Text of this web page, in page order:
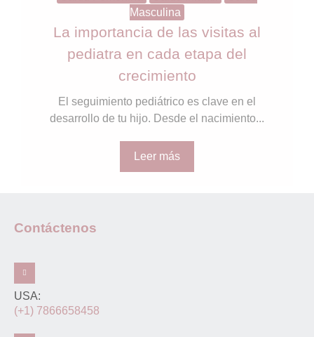
Masculina
La importancia de las visitas al
pediatra en cada etapa del
crecimiento
El seguimiento pediátrico es clave en el
desarrollo de tu hijo. Desde el nacimiento...
Leer más
Contáctenos
USA:
(+1) 7866658458